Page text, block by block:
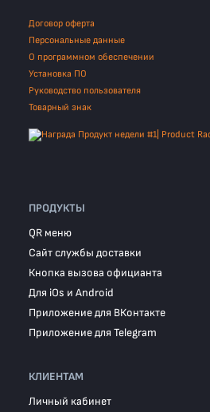
Договор оферта
Персональные данные
О программном обеспечении
Установка ПО
Руководство пользователя
Товарный знак
ПРОДУКТЫ
QR меню
Сайт службы доставки
Кнопка вызова официанта
Для iOs и Android
Приложение для ВКонтакте
Приложение для Telegram
КЛИЕНТАМ
Личный кабинет